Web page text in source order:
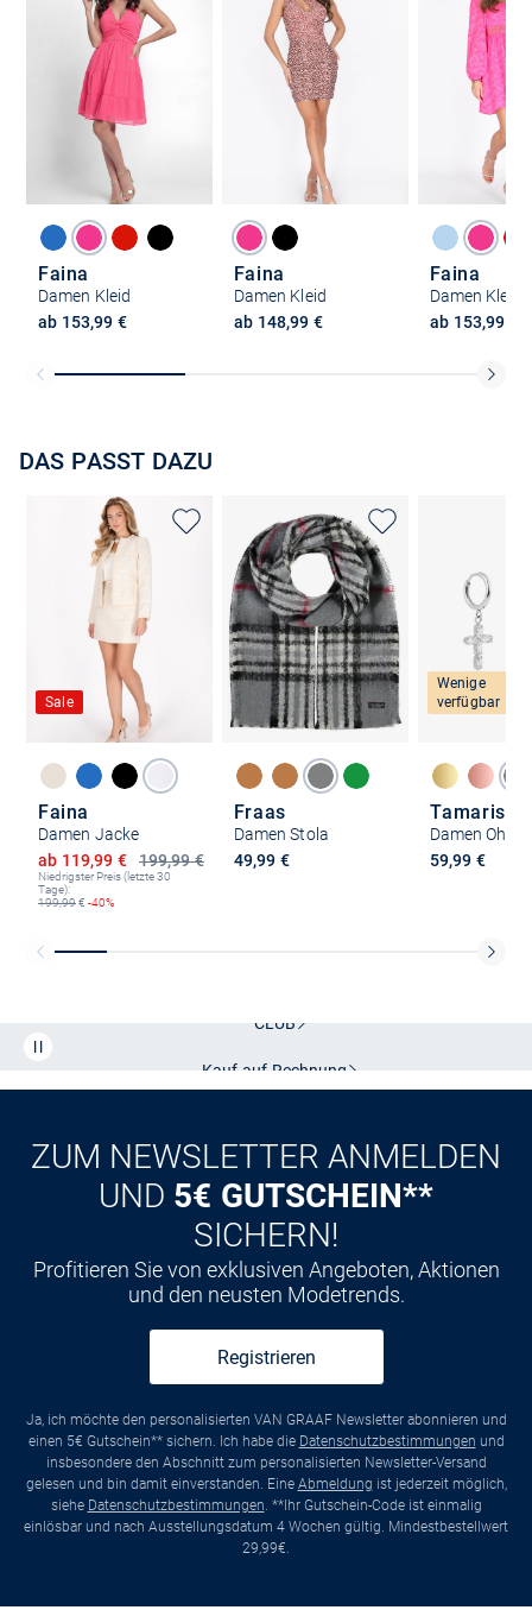
Faina
Damen Kleid
ab 153,99 €
Faina
Damen Kleid
ab 148,99 €
Faina
Damen Kleid
ab 153,99 €
DAS PASST DAZU
Sale
Faina
Damen Jacke
199,99 €
Ermäßigter Preis
ab 119,99 €
Niedrigster Preis (letzte 30
Tage):
199,99€ -40%
Fraas
Damen Stola
49,99 €
Wenige
verfügbar
Tamaris
59,99 €
CLUB
ZUM NEWSLETTER ANMELDEN
UND 5€ GUTSCHEIN**
SICHERN!
Profitieren Sie von exklusiven Angeboten, Aktionen
und den neusten Modetrends.
Registrieren
Ja, ich möchte den personalisierten VAN GRAAF Newsletter abonnieren und
einen 5€ Gutschein** sichern. Ich habe die Datenschutzbestimmungen und
insbesondere den Abschnitt zum personalisierten Newsletter-Versand
gelesen und bin damit einverstanden. Eine Abmeldung ist jederzeit möglich,
siehe Datenschutzbestimmungen. **Ihr Gutschein-Code ist einmalig
einlösbar und nach Ausstellungsdatum 4 Wochen gültig. Mindestbestellwert
29,99€.